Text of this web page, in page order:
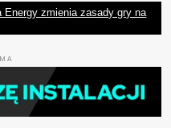
zmienia zasady gry na